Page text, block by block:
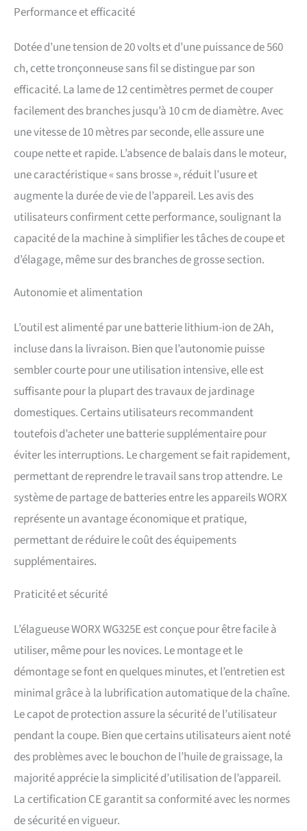
Performance et efficacité
Dotée d’une tension de 20 volts et d’une puissance de 560
ch, cette tronçonneuse sans fil se distingue par son
efficacité. La lame de 12 centimètres permet de couper
facilement des branches jusqu’à 10 cm de diamètre. Avec
une vitesse de 10 mètres par seconde, elle assure une
coupe nette et rapide. L’absence de balais dans le moteur,
une caractéristique « sans brosse », réduit l’usure et
augmente la durée de vie de l’appareil. Les avis des
utilisateurs confirment cette performance, soulignant la
capacité de la machine à simplifier les tâches de coupe et
d’élagage, même sur des branches de grosse section.
Autonomie et alimentation
L’outil est alimenté par une batterie lithium-ion de 2Ah,
incluse dans la livraison. Bien que l’autonomie puisse
sembler courte pour une utilisation intensive, elle est
suffisante pour la plupart des travaux de jardinage
domestiques. Certains utilisateurs recommandent
toutefois d’acheter une batterie supplémentaire pour
éviter les interruptions. Le chargement se fait rapidement,
permettant de reprendre le travail sans trop attendre. Le
système de partage de batteries entre les appareils WORX
représente un avantage économique et pratique,
permettant de réduire le coût des équipements
supplémentaires.
Praticité et sécurité
L’élagueuse WORX WG325E est conçue pour être facile à
utiliser, même pour les novices. Le montage et le
démontage se font en quelques minutes, et l’entretien est
minimal grâce à la lubrification automatique de la chaîne.
Le capot de protection assure la sécurité de l’utilisateur
pendant la coupe. Bien que certains utilisateurs aient noté
des problèmes avec le bouchon de l’huile de graissage, la
majorité apprécie la simplicité d’utilisation de l’appareil.
La certification CE garantit sa conformité avec les normes
de sécurité en vigueur.